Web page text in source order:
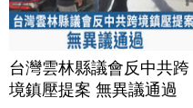
台灣雲林縣議會反中共跨
境鎮壓提案 無異議通過